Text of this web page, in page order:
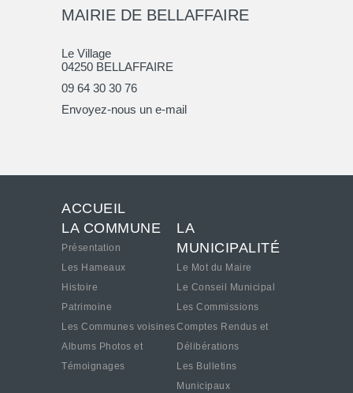
MAIRIE DE BELLAFFAIRE
Le Village
04250 BELLAFFAIRE
09 64 30 30 76
Envoyez-nous un e-mail
ACCUEIL
LA COMMUNE
Présentation
Les Hameaux
Histoire
Patrimoine
Les Communes voisines
Albums Photos et
Témoignages
LA
MUNICIPALITÉ
Le Mot du Maire
Le Conseil Municipal
Les Commissions
Comptes Rendus et
Délibérations
Les Bulletins
Municipaux